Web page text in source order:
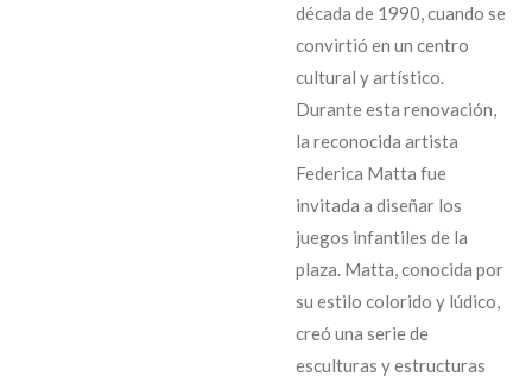
década de 1990, cuando se
convirtió en un centro
cultural y artístico.
Durante esta renovación,
la reconocida artista
Federica Matta fue
invitada a diseñar los
juegos infantiles de la
plaza. Matta, conocida por
su estilo colorido y lúdico,
creó una serie de
esculturas y estructuras